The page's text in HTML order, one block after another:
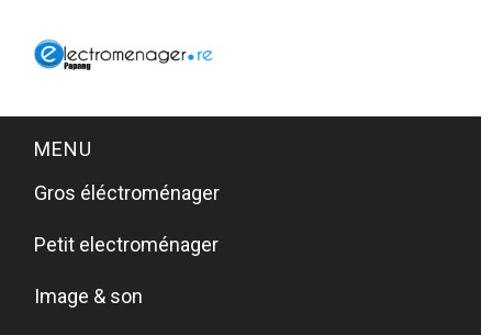
MENU
Gros éléctroménager
Petit electroménager
Image & son